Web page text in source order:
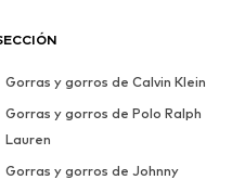
Gorras y gorros de Calvin Klein
Gorras y gorros de Polo Ralph
Lauren
Gorras y gorros de Johnny